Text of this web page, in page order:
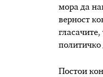
мора да
верност
Постои